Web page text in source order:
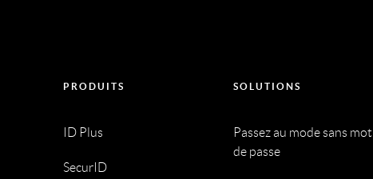
PRODUITS
ID Plus
SecurID
SOLUTIONS
Passez au mode sans mot
de passe